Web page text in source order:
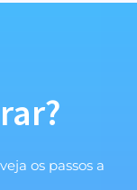
os passos a